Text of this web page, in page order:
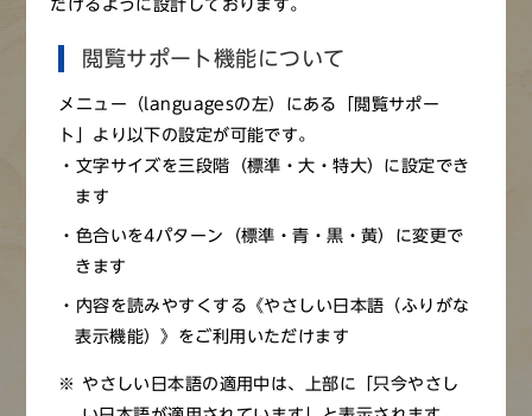
※画像をクリックすると拡大画像が見られます（新しいウ
淡路の漁業は、『日本山海名産図会』で明石とともに鯛の
産地として紹介されている。また1877（明治10）年の
『大日本物産図会』では、淡路の漁業が錦絵に描かれてい
る。江戸時代は魚が商品として出まわるようになったた
め、大消費地である大坂を控えた瀬戸内海では漁法が大き
だけるように設計しております。
閲覧サポート機能について
メニュー（languagesの左）にある「閲覧サポー
ト」より以下の設定が可能です。
文字サイズを三段階（標準・大・特大）に設定でき
ます
色合いを4パターン（標準・青・黒・黄）に変更で
きます
内容を読みやすくする《やさしい日本語（ふりがな
表示機能）》をご利用いただけます
やさしい日本語の適用中は、上部に「只今やさし